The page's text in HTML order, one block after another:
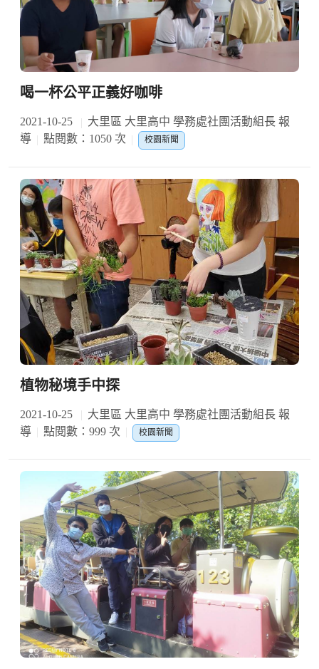
喝一杯公平正義好咖啡
2021-10-25
大里區 大里高中 學務處社團活動組長 報
導
點閱數：1050 次 校園新聞
植物秘境手中探
2021-10-25
大里區 大里高中 學務處社團活動組長 報
導
點閱數：999 次 校園新聞